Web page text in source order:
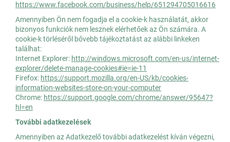
https://www.facebook.com/business/help/651294705016616
Amennyiben Ön nem fogadja el a cookie-k használatát, akkor
bizonyos funkciók nem lesznek elérhetőek az Ön számára. A
cookie-k törléséről bővebb tájékoztatást az alábbi linkeken
találhat:
Internet Explorer: http://windows.microsoft.com/en-us/internet-
explorer/delete-manage-cookies#ie=ie-11
Firefox: https://support.mozilla.org/en-US/kb/cookies-
information-websites-store-on-your-computer
Chrome: https://support.google.com/chrome/answer/95647?
hl=en
További adatkezelések
Amennyiben az Adatkezelő további adatkezelést kíván végezni,